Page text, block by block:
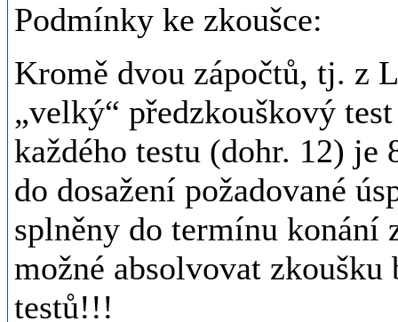
Podmínky ke zkoušce:
Kromě dvou zápočtů, tj. z
„velký“ předzkouškový
každého testu (dohr. 12) je
do dosažení požadované
splněny do termínu konání
možné absolvovat zkoušku
testů!!!